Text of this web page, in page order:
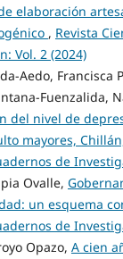
elaboración
, Revista
Vol. 2 (2024)
Aedo, Francisca
Fuenzalida,
del nivel de
mayores,
de
Ovalle,
un esquema
de
Opazo, A cien